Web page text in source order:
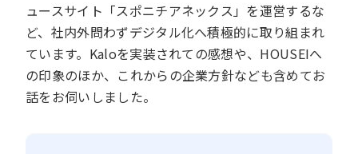
ュースサイト「スポニチアネックス」を運営するな
ど、社内外問わずデジタル化へ積極的に取り組まれ
ています。Kaloを実装されての感想や、HOUSEIへ
の印象のほか、これからの企業方針なども含めてお
話をお伺いしました。